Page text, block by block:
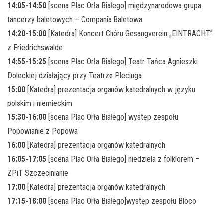
14:05-14:50 [scena Plac Orła Białego] międzynarodowa grupa
tancerzy baletowych – Compania Baletowa
14:20-15:00 [Katedra] Koncert Chóru Gesangverein „EINTRACHT”
z Friedrichswalde
14:55-15:25 [scena Plac Orła Białego] Teatr Tańca Agnieszki
Doleckiej działający przy Teatrze Pleciuga
15:00 [Katedra] prezentacja organów katedralnych w języku
polskim i niemieckim
15:30-16:00 [scena Plac Orła Białego] występ zespołu
Popowianie z Popowa
16:00 [Katedra] prezentacja organów katedralnych
16:05-17:05 [scena Plac Orła Białego] niedziela z folklorem –
ZPiT Szczecinianie
17:00 [Katedra] prezentacja organów katedralnych
17:15-18:00 [scena Plac Orła Białego]występ zespołu Bloco